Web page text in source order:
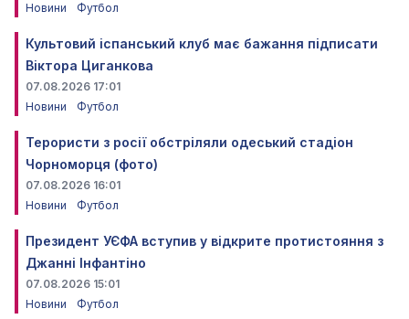
Новини
Футбол
Культовий іспанський клуб має бажання підписати
Віктора Циганкова
07.08.2026 17:01
Новини
Футбол
Терористи з росії обстріляли одеський стадіон
Чорноморця (фото)
07.08.2026 16:01
Новини
Футбол
Президент УЄФА вступив у відкрите протистояння з
Джанні Інфантіно
07.08.2026 15:01
Новини
Футбол